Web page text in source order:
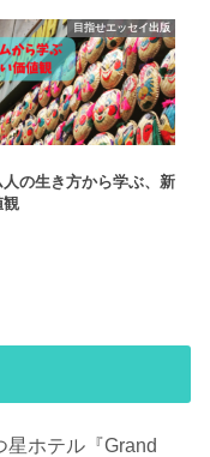
目指せエッセイ出版
の生き方から学ぶ、新
観
ホテル『Grand